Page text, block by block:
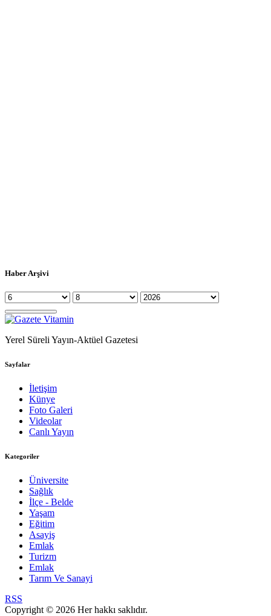
Haber Arşivi
Yerel Süreli Yayın-Aktüel Gazetesi
Sayfalar
İletişim
Künye
Foto Galeri
Videolar
Canlı Yayın
Kategoriler
Üniversite
Sağlık
İlçe - Belde
Yaşam
Eğitim
Asayiş
Emlak
Turizm
Emlak
Tarım Ve Sanayi
RSS
Copyright © 2026 Her hakkı saklıdır.